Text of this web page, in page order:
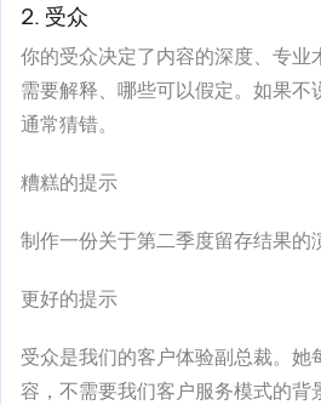
2. 受众
你的受众决定了内容的深度、专业
需要解释、哪些可以假定。如果不
通常猜错。
糟糕的提示
制作一份关于第二季度留存结果的
更好的提示
受众是我们的客户体验副总裁。她
容，不需要我们客户服务模式的背